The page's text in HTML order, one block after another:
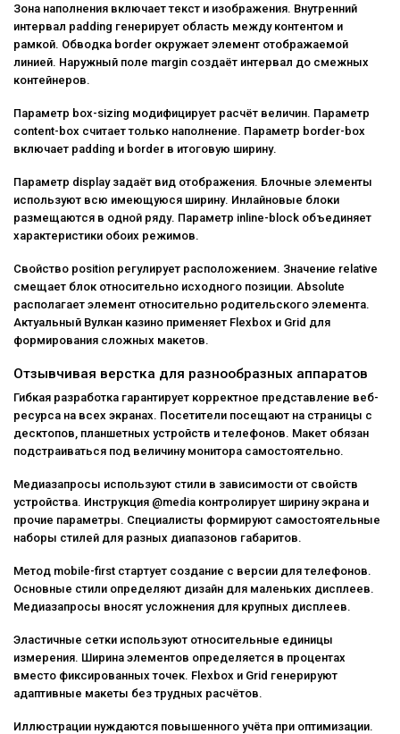
Зона наполнения включает текст и изображения. Внутренний
интервал padding генерирует область между контентом и
рамкой. Обводка border окружает элемент отображаемой
линией. Наружный поле margin создаёт интервал до смежных
контейнеров.
Параметр box-sizing модифицирует расчёт величин. Параметр
content-box считает только наполнение. Параметр border-box
включает padding и border в итоговую ширину.
Параметр display задаёт вид отображения. Блочные элементы
используют всю имеющуюся ширину. Инлайновые блоки
размещаются в одной ряду. Параметр inline-block объединяет
характеристики обоих режимов.
Свойство position регулирует расположением. Значение relative
смещает блок относительно исходного позиции. Absolute
располагает элемент относительно родительского элемента.
Актуальный Вулкан казино применяет Flexbox и Grid для
формирования сложных макетов.
Отзывчивая верстка для разнообразных аппаратов
Гибкая разработка гарантирует корректное представление веб-
ресурса на всех экранах. Посетители посещают на страницы с
десктопов, планшетных устройств и телефонов. Макет обязан
подстраиваться под величину монитора самостоятельно.
Медиазапросы используют стили в зависимости от свойств
устройства. Инструкция @media контролирует ширину экрана и
прочие параметры. Специалисты формируют самостоятельные
наборы стилей для разных диапазонов габаритов.
Метод mobile-first стартует создание с версии для телефонов.
Основные стили определяют дизайн для маленьких дисплеев.
Медиазапросы вносят усложнения для крупных дисплеев.
Эластичные сетки используют относительные единицы
измерения. Ширина элементов определяется в процентах
вместо фиксированных точек. Flexbox и Grid генерируют
адаптивные макеты без трудных расчётов.
Иллюстрации нуждаются повышенного учёта при оптимизации.